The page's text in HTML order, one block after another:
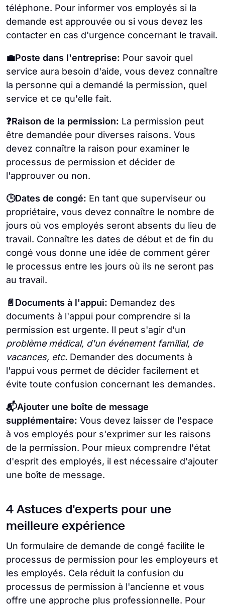
téléphone. Pour informer vos employés si la
demande est approuvée ou si vous devez les
contacter en cas d'urgence concernant le travail.
💼Poste dans l'entreprise: Pour savoir quel
service aura besoin d'aide, vous devez connaître
la personne qui a demandé la permission, quel
service et ce qu'elle fait.
❓Raison de la permission: La permission peut
être demandée pour diverses raisons. Vous
devez connaître la raison pour examiner le
processus de permission et décider de
l'approuver ou non.
🕒Dates de congé: En tant que superviseur ou
propriétaire, vous devez connaître le nombre de
jours où vos employés seront absents du lieu de
travail. Connaître les dates de début et de fin du
congé vous donne une idée de comment gérer
le processus entre les jours où ils ne seront pas
au travail.
📄Documents à l'appui: Demandez des
documents à l'appui pour comprendre si la
permission est urgente. Il peut s'agir d'un
problème médical, d'un événement familial, de
vacances, etc. Demander des documents à
l'appui vous permet de décider facilement et
évite toute confusion concernant les demandes.
📬Ajouter une boîte de message
supplémentaire: Vous devez laisser de l'espace
à vos employés pour s'exprimer sur les raisons
de la permission. Pour mieux comprendre l'état
d'esprit des employés, il est nécessaire d'ajouter
une boîte de message.
4 Astuces d'experts pour une
meilleure expérience
Un formulaire de demande de congé facilite le
processus de permission pour les employeurs et
les employés. Cela réduit la confusion du
processus de permission à l'ancienne et vous
offre une approche plus professionnelle. Pour